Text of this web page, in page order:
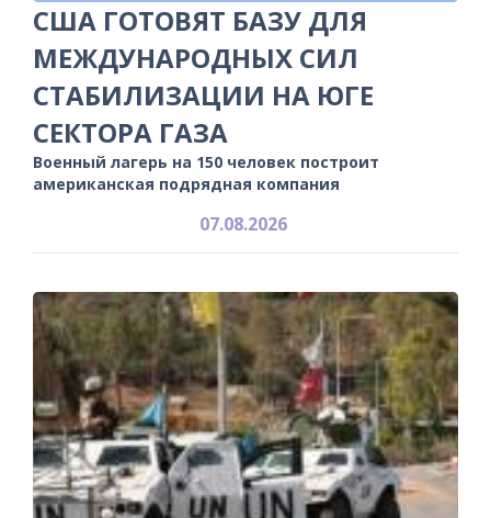
США ГОТОВЯТ БАЗУ ДЛЯ
МЕЖДУНАРОДНЫХ СИЛ
СТАБИЛИЗАЦИИ НА ЮГЕ
СЕКТОРА ГАЗА
Военный лагерь на 150 человек построит
американская подрядная компания
07.08.2026